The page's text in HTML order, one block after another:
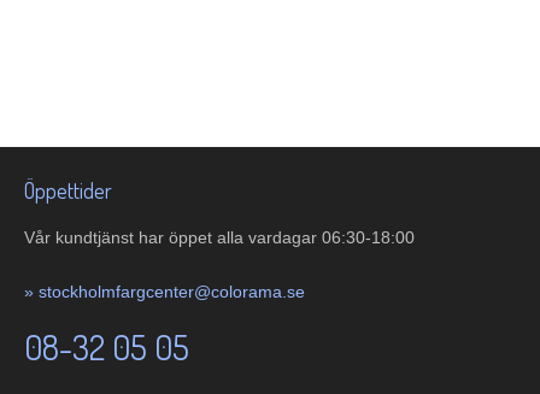
Öppettider
Vår kundtjänst har öppet alla vardagar 06:30-18:00
» stockholmfargcenter@colorama.se
08-32 05 05